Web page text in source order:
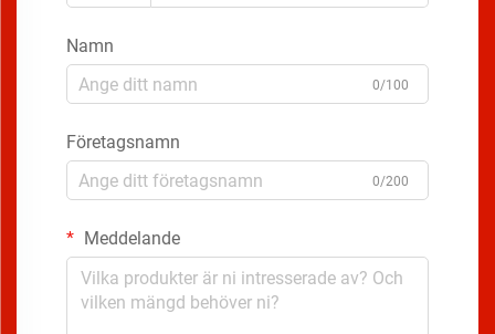
Namn
0/100
Företagsnamn
0/200
Meddelande